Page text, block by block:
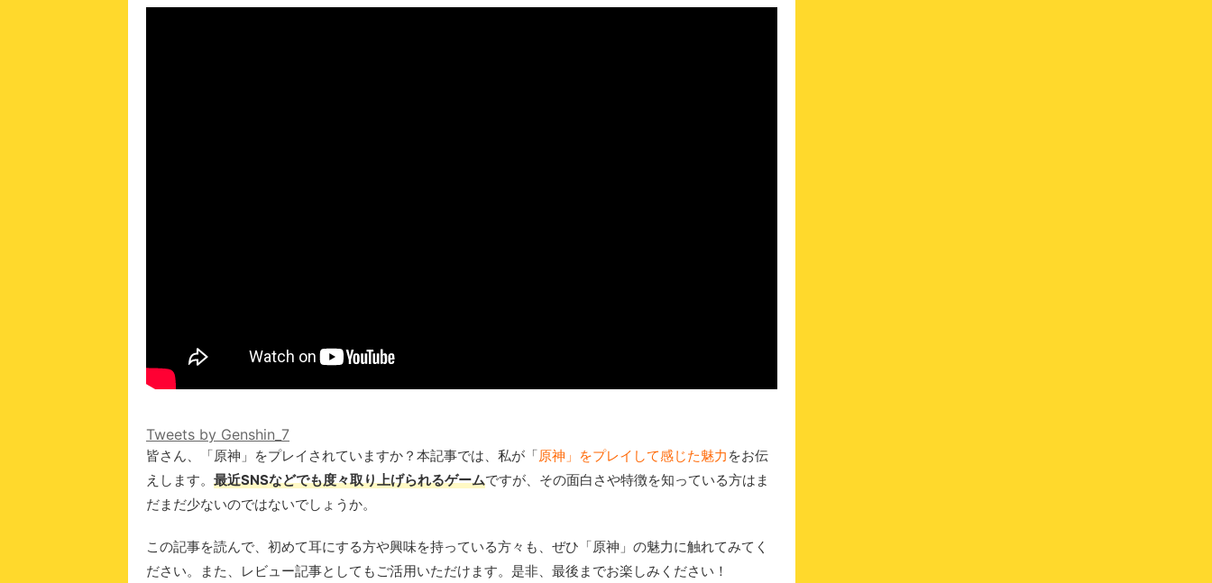
Tweets by Genshin_7
皆さん、「原神」をプレイされていますか？本記事では、私が「原神」をプレイして感じた魅力 をお伝
えします。 最近SNSなどでも度々取り上げられるゲームですが、その面白さや特徴を知っている方はま
だまだ少ないのではないでしょうか。
この記事を読んで、初めて耳にする方や興味を持っている方々も、ぜひ「原神」の魅力に触れてみてく
ださい。また、レビュー記事としてもご活用いただけます。是非、最後までお楽しみください！